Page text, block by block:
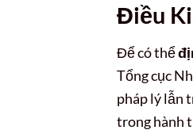
Điều
Để có thể
Tổng cục
pháp lý lẫn
trong hành